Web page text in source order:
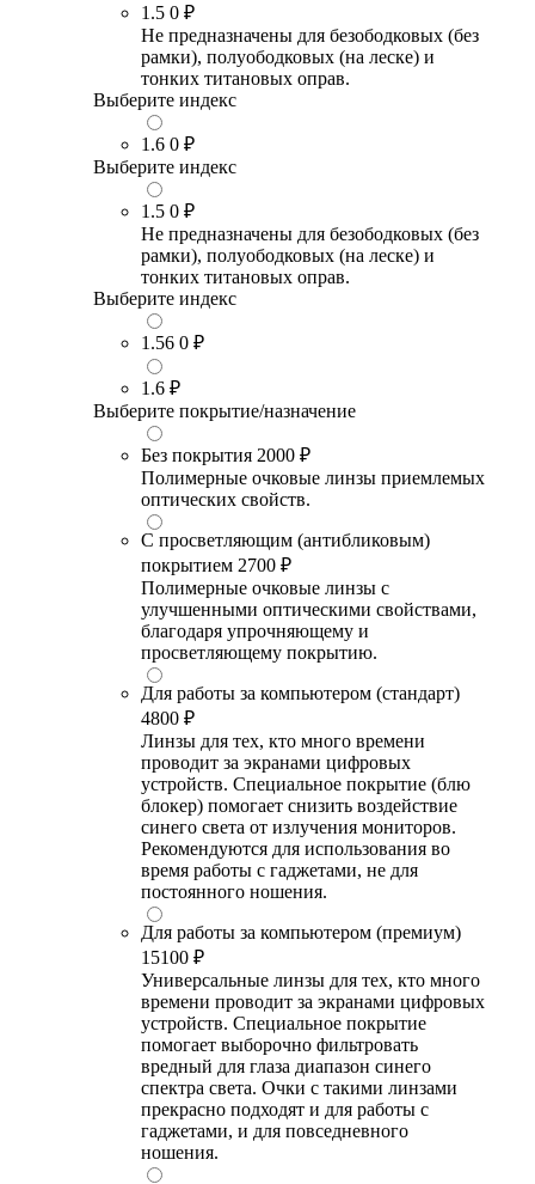
1.5 0 ₽
Не предназначены для безободковых (без
рамки), полуободковых (на леске) и
тонких титановых оправ.
Выберите индекс
1.6 0 ₽
Выберите индекс
1.5 0 ₽
Не предназначены для безободковых (без
рамки), полуободковых (на леске) и
тонких титановых оправ.
Выберите индекс
1.56 0 ₽
1.6 ₽
Выберите покрытие/назначение
Без покрытия 2000 ₽
Полимерные очковые линзы приемлемых
оптических свойств.
С просветляющим (антибликовым)
покрытием 2700 ₽
Полимерные очковые линзы с
улучшенными оптическими свойствами,
благодаря упрочняющему и
просветляющему покрытию.
Для работы за компьютером (стандарт)
4800 ₽
Линзы для тех, кто много времени
проводит за экранами цифровых
устройств. Специальное покрытие (блю
блокер) помогает снизить воздействие
синего света от излучения мониторов.
Рекомендуются для использования во
время работы с гаджетами, не для
постоянного ношения.
Для работы за компьютером (премиум)
15100 ₽
Универсальные линзы для тех, кто много
времени проводит за экранами цифровых
устройств. Специальное покрытие
помогает выборочно фильтровать
вредный для глаза диапазон синего
спектра света. Очки с такими линзами
прекрасно подходят и для работы с
гаджетами, и для повседневного
ношения.